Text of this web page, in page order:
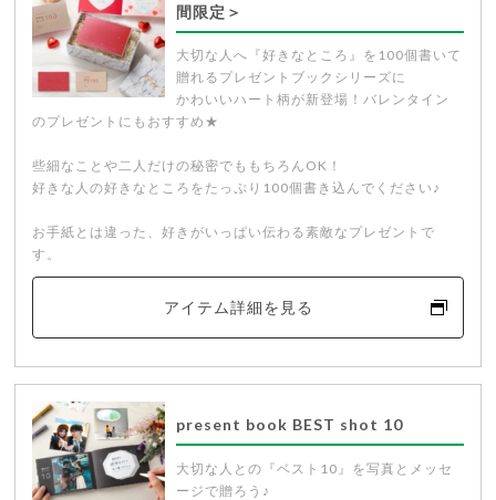
間限定＞
大切な人へ『好きなところ』を100個書いて
贈れるプレゼントブックシリーズに
かわいいハート柄が新登場！バレンタイン
のプレゼントにもおすすめ★
些細なことや二人だけの秘密でももちろんOK！
好きな人の好きなところをたっぷり100個書き込んでください♪
お手紙とは違った、好きがいっぱい伝わる素敵なプレゼントで
す。
アイテム詳細を見る
present book BEST shot 10
大切な人との『ベスト10』を写真とメッセ
ージで贈ろう♪